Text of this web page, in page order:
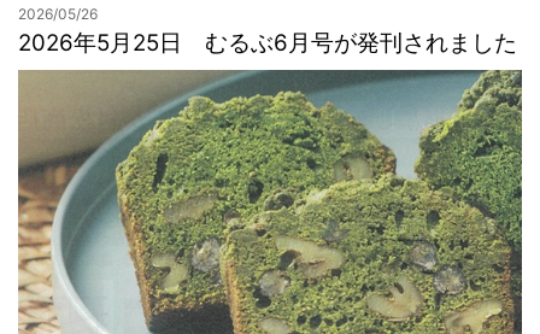
2026/05/26
2026年5月25日 むるぶ6月号が発刊されました